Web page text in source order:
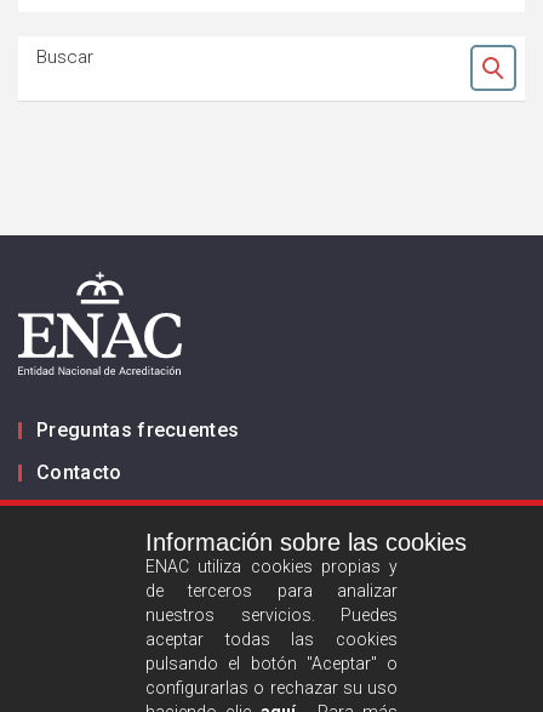
Buscar
Ok
Preguntas frecuentes
Contacto
Información sobre las cookies
ENAC utiliza cookies propias y
de terceros para analizar
nuestros servicios. Puedes
aceptar todas las cookies
pulsando el botón "Aceptar" o
configurarlas o rechazar su uso